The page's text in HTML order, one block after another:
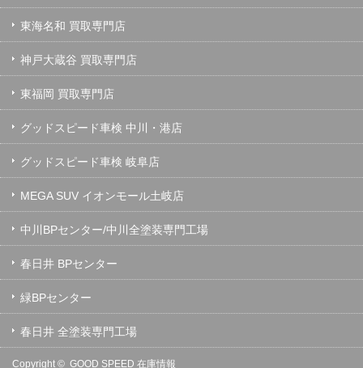
東海名和 買取専門店
神戸大蔵谷 買取専門店
東福岡 買取専門店
グッドスピード車検 中川・港店
グッドスピード車検 岐阜店
MEGA SUV イオンモール土岐店
中川BPセンター/中川全塗装専門工場
春日井 BPセンター
緑BPセンター
春日井 全塗装専門工場
Copyright © GOOD SPEED 在庫情報